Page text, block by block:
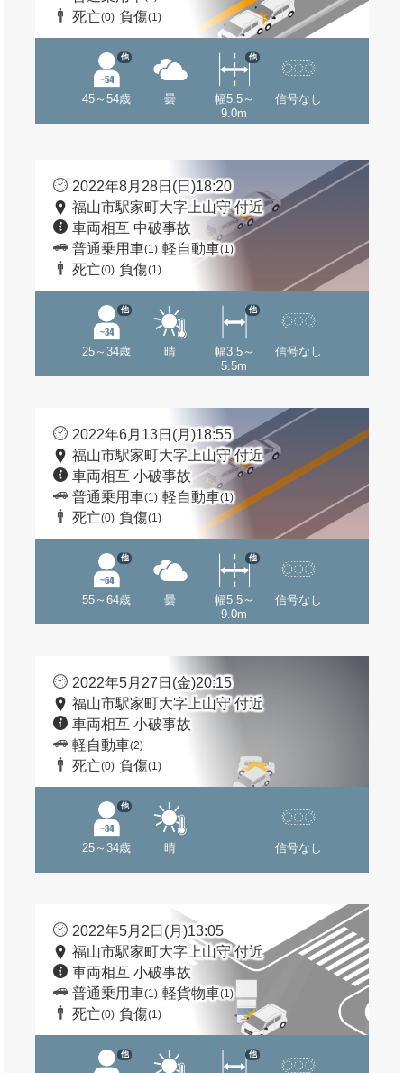
死亡(0) 負傷(1)
45～54歳
他
曇
幅5.5～
9.0m
他
信号なし
2022年8月28日(日)18:20
福山市駅家町大字上山守 付近
車両相互 中破事故
普通乗用車(1) 軽自動車(1)
死亡(0) 負傷(1)
25～34歳
他
晴
幅3.5～
5.5m
他
信号なし
2022年6月13日(月)18:55
福山市駅家町大字上山守 付近
車両相互 小破事故
普通乗用車(1) 軽自動車(1)
死亡(0) 負傷(1)
55～64歳
他
曇
幅5.5～
9.0m
他
信号なし
2022年5月27日(金)20:15
福山市駅家町大字上山守 付近
車両相互 小破事故
軽自動車(2)
死亡(0) 負傷(1)
25～34歳
他
晴 信号なし
2022年5月2日(月)13:05
福山市駅家町大字上山守 付近
車両相互 小破事故
普通乗用車(1) 軽貨物車(1)
死亡(0) 負傷(1)
他 他